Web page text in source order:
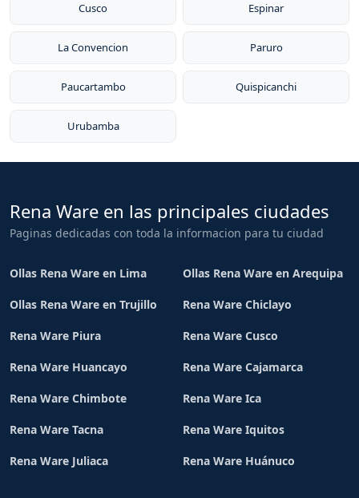
Cusco Espinar
La Convencion Paruro
Paucartambo Quispicanchi
Urubamba
Rena Ware en las principales ciudades
Paginas dedicadas con toda la informacion para tu ciudad
Ollas Rena Ware en Lima Ollas Rena Ware en Arequipa
Ollas Rena Ware en Trujillo Rena Ware Chiclayo
Rena Ware Piura Rena Ware Cusco
Rena Ware Huancayo Rena Ware Cajamarca
Rena Ware Chimbote Rena Ware Ica
Rena Ware Tacna Rena Ware Iquitos
Rena Ware Juliaca Rena Ware Huánuco